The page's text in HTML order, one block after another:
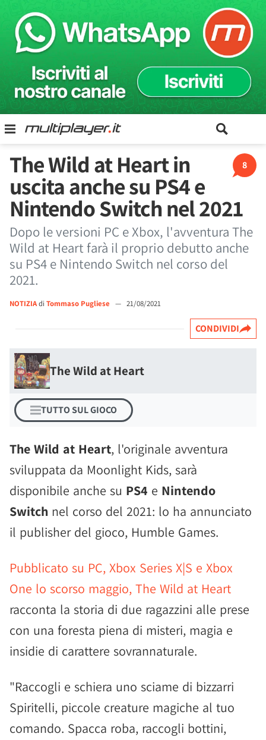
8
The Wild at Heart in
uscita anche su PS4 e
Nintendo Switch nel 2021
Dopo le versioni PC e Xbox, l'avventura The
Wild at Heart farà il proprio debutto anche
su PS4 e Nintendo Switch nel corso del
2021.
NOTIZIAdi Tommaso Pugliese — 21/08/2021
CONDIVIDI
The Wild at Heart
TUTTO SUL GIOCO
The Wild at Heart, l'originale avventura
sviluppata da Moonlight Kids, sarà
disponibile anche su PS4 e Nintendo
Switch nel corso del 2021: lo ha annunciato
il publisher del gioco, Humble Games.
Pubblicato su PC, Xbox Series X|S e Xbox
One lo scorso maggio, The Wild at Heart
racconta la storia di due ragazzini alle prese
con una foresta piena di misteri, magia e
insidie di carattere sovrannaturale.
"Raccogli e schiera uno sciame di bizzarri
Spiritelli, piccole creature magiche al tuo
comando. Spacca roba, raccogli bottini,